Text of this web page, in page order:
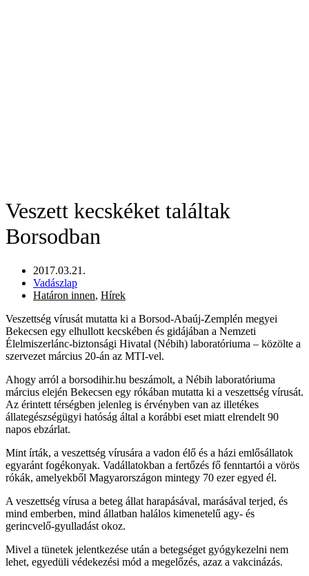
Veszett kecskéket találtak
Borsodban
2017.03.21.
Vadászlap
Határon innen, Hírek
Veszettség vírusát mutatta ki a Borsod-Abaúj-Zemplén megyei
Bekecsen egy elhullott kecskében és gidájában a Nemzeti
Élelmiszerlánc-biztonsági Hivatal (Nébih) laboratóriuma – közölte a
szervezet március 20-án az MTI-vel.
Ahogy arról a borsodihir.hu beszámolt, a Nébih laboratóriuma
március elején Bekecsen egy rókában mutatta ki a veszettség vírusát.
Az érintett térségben jelenleg is érvényben van az illetékes
állategészségügyi hatóság által a korábbi eset miatt elrendelt 90
napos ebzárlat.
Mint írták, a veszettség vírusára a vadon élő és a házi emlősállatok
egyaránt fogékonyak. Vadállatokban a fertőzés fő fenntartói a vörös
rókák, amelyekből Magyarországon mintegy 70 ezer egyed él.
A veszettség vírusa a beteg állat harapásával, marásával terjed, és
mind emberben, mind állatban halálos kimenetelű agy- és
gerincvelő-gyulladást okoz.
Mivel a tünetek jelentkezése után a betegséget gyógykezelni nem
lehet, egyedüli védekezési mód a megelőzés, azaz a vakcinázás.